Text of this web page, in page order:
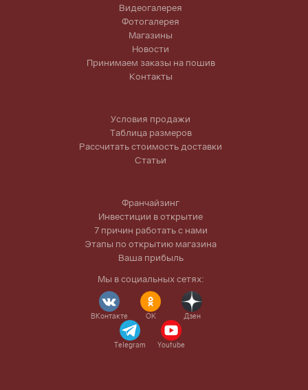
Видеогалерея
Фотогалерея
Магазины
Новости
Принимаем заказы на пошив
Контакты
Условия продажи
Таблица размеров
Рассчитать стоимость доставки
Статьи
Франчайзинг
Инвестиции в открытие
7 причин работать с нами
Этапы по открытию магазина
Ваша прибыль
Мы в социальных сетях:
ВКонтакте OK Дзен
Telegram Youtube